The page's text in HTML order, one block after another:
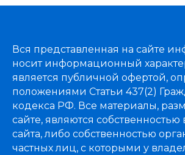
Вся представленная на сайте
носит информационный
является публичной офертой,
положениями Статьи 437(2)
кодекса РФ. Все материалы,
сайте, являются
сайта, либо собственностью
частных лиц, с которыми у